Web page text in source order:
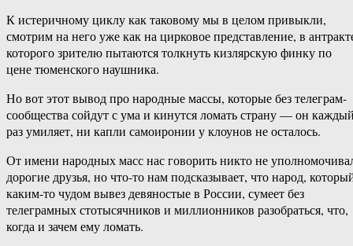
К истеричному циклу как таковому мы в целом привыкли,
смотрим на него уже как на цирковое представление, в
которого зрителю пытаются толкнуть кизлярскую финку по
цене тюменского наушника.
Но вот этот вывод про народные массы, которые без телеграм-
сообщества сойдут с ума и кинутся ломать страну — он
раз умиляет, ни капли самоиронии у клоунов не осталось.
От имени народных масс нас говорить никто не
дорогие друзья, но что-то нам подсказывает, что народ,
каким-то чудом вывез девяностые в России, сумеет без
телеграмных стотысячников и миллионников разобраться, что,
когда и зачем ему ломать.